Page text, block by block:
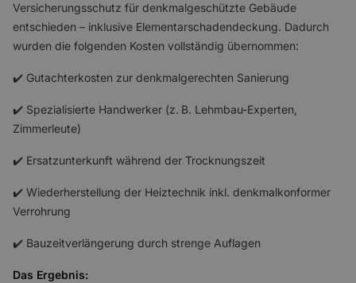
Versicherungsschutz für denkmalgeschützte Gebäude
entschieden – inklusive Elementarschadendeckung. Dadurch
wurden die folgenden Kosten vollständig übernommen:
✔️ Gutachterkosten zur denkmalgerechten Sanierung
✔️ Spezialisierte Handwerker (z. B. Lehmbau-Experten,
Zimmerleute)
✔️ Ersatzunterkunft während der Trocknungszeit
✔️ Wiederherstellung der Heiztechnik inkl. denkmalkonformer
Verrohrung
✔️ Bauzeitverlängerung durch strenge Auflagen
Das Ergebnis: